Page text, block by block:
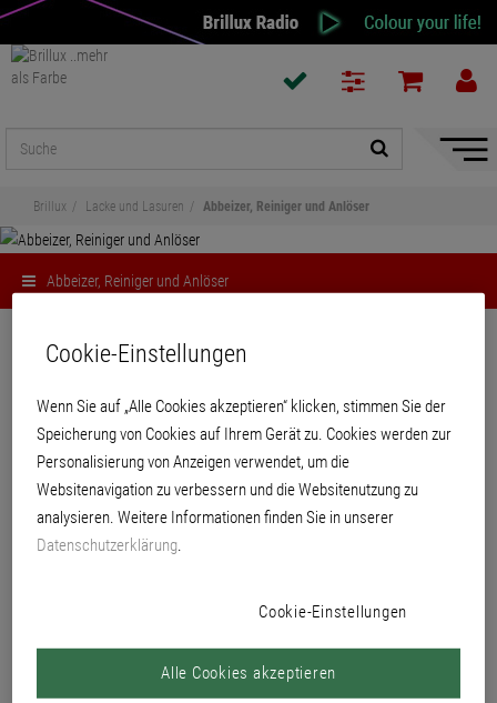
Brillux Lacke und Lasuren Abbeizer, Reiniger und Anlöser
Abbeizer, Reiniger und Anlöser
Abbeizer, Reiniger und Anlöser
PRODUKTE
Cookie-Einstellungen
Wenn Sie auf „Alle Cookies akzeptieren“ klicken, stimmen Sie der
Speicherung von Cookies auf Ihrem Gerät zu. Cookies werden zur
Personalisierung von Anzeigen verwendet, um die
Websitenavigation zu verbessern und die Websitenutzung zu
analysieren. Weitere Informationen finden Sie in unserer
Datenschutzerklärung.
Cookie-Einstellungen
Alle Cookies akzeptieren